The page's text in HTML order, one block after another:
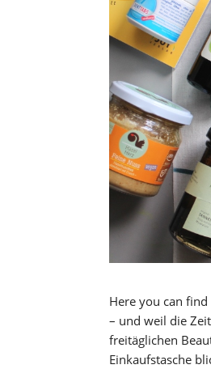
Here you can
– und weil die
freitäglichen
Einkaufstasche